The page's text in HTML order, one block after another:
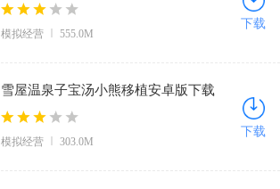
Tale)v2.14.0 安卓版
模拟经营 555.0M
下载
雪屋温泉子宝汤小熊移植安卓版下载
v1.0.8 手机版
模拟经营 303.0M
下载